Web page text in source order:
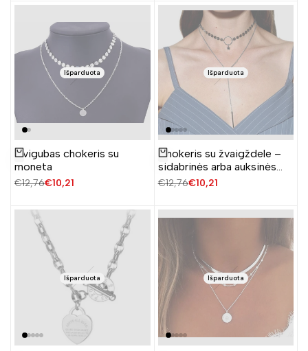
Išparduota
Žiūrėti produktą
Dvigubas chokeris su
moneta
Įprasta
€12,76Pardavimo
€10,21
Išparduota
Žiūrėti produktą
Chokeris su žvaigždele –
sidabrinės arba auksinės
spalvos
Įprasta
€12,76Pardavimo
€10,21
Išparduota Išparduota